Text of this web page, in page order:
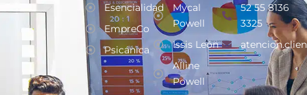
Esencialidad
EmpreCo
Psicánica
Mycal
Powell
Issis León
Alline
Powell
52 55 8136
3325